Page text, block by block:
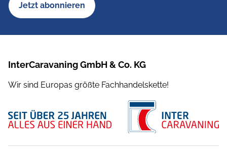
Jetzt abonnieren
InterCaravaning GmbH & Co. KG
Wir sind Europas größte Fachhandelskette!